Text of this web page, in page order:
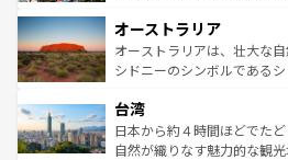
部のニューオーリンズでは、
文化が魅力。旅行者はアメ
しみながら、その多様性と
ならではの贅沢な旅のスタイルだ。 なお、新着
情報はコンテンツ一覧を参
ワイ島は見逃せない。また、
島だが、静かな自然を求め
おすすめ。エメラルドグリ
れるおもてなしの心で訪れ
人々、おいしいローカルフ
ク、伝統的なフラダンスな
オーストラリア
オーストラリアは、壮大な
シドニーのシンボルである
リアリーフや大陸中央部にそ
ク）、タスマニアの美しい
ど、見どころがたくさん。
台湾
日本から約４時間ほどでた
自然が織りなす魅力的な観